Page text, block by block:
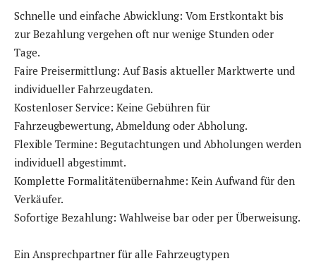
Schnelle und einfache Abwicklung: Vom Erstkontakt bis
zur Bezahlung vergehen oft nur wenige Stunden oder
Tage.
Faire Preisermittlung: Auf Basis aktueller Marktwerte und
individueller Fahrzeugdaten.
Kostenloser Service: Keine Gebühren für
Fahrzeugbewertung, Abmeldung oder Abholung.
Flexible Termine: Begutachtungen und Abholungen werden
individuell abgestimmt.
Komplette Formalitätenübernahme: Kein Aufwand für den
Verkäufer.
Sofortige Bezahlung: Wahlweise bar oder per Überweisung.
Ein Ansprechpartner für alle Fahrzeugtypen